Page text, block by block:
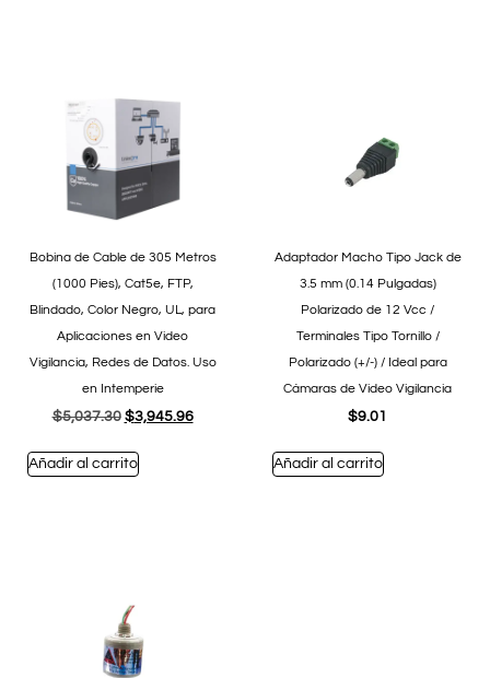
Bobina de Cable de 305 Metros
(1000 Pies), Cat5e, FTP,
Blindado, Color Negro, UL, para
Aplicaciones en Video
Vigilancia, Redes de Datos. Uso
en Intemperie
$5,037.30 $3,945.96
Añadir al carrito
Adaptador Macho Tipo Jack de
3.5 mm (0.14 Pulgadas)
Polarizado de 12 Vcc /
Terminales Tipo Tornillo /
Polarizado (+/-) / Ideal para
Cámaras de Video Vigilancia
$9.01
Añadir al carrito